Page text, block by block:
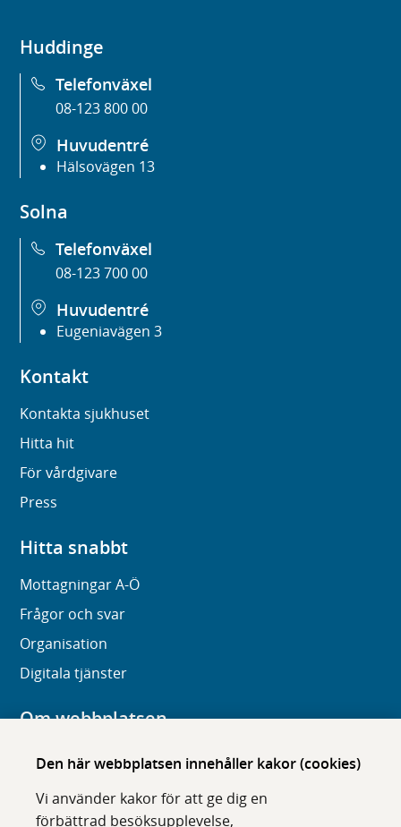
Den här webbplatsen innehåller kakor (cookies)
Vi använder kakor för att ge dig en
förbättrad besöksupplevelse,
Huddinge
Telefonväxel
08-123 800 00
Huvudentré
Hälsovägen 13
Solna
Telefonväxel
08-123 700 00
Huvudentré
Eugeniavägen 3
Kontakt
Kontakta sjukhuset
Hitta hit
För vårdgivare
Press
Hitta snabbt
Mottagningar A-Ö
Frågor och svar
Organisation
Digitala tjänster
Om webbplatsen
Om karolinska.se
Tillgänglighet